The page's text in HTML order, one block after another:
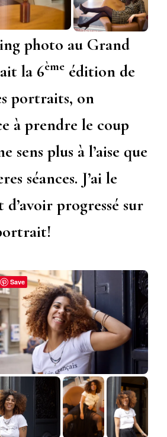
photo au Grand
la 6ème édition de
portraits, on
à prendre le coup
sens plus à l’aise que
séances. J’ai le
progressé sur
Save